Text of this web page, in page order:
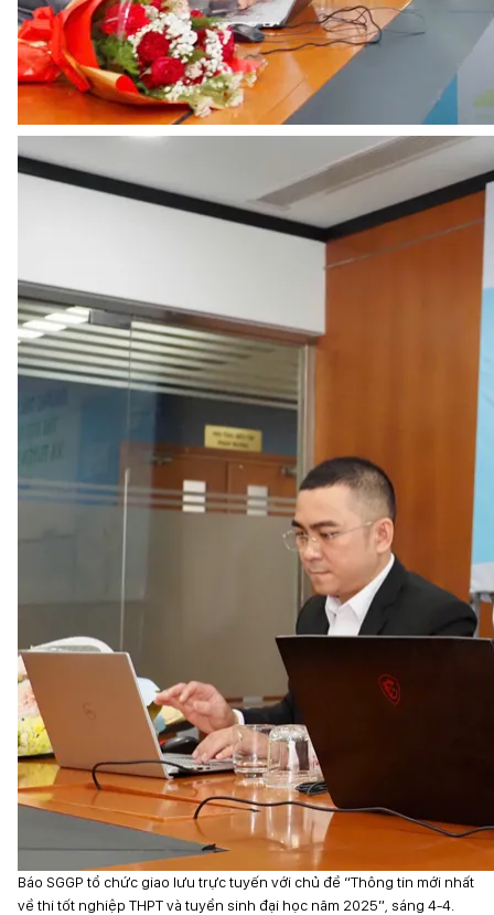
Báo SGGP tổ chức giao lưu trực tuyến với chủ đề “Thông tin mới nhất
về thi tốt nghiệp THPT và tuyển sinh đại học năm 2025”, sáng 4-4.